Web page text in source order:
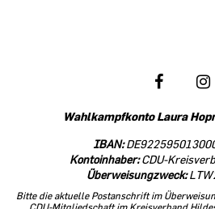
Wahlkampfkonto Laura
IBAN:
Kontoinhaber:CDU-
Überweisungzweck:
Bitte die aktuelle Postanschrift im